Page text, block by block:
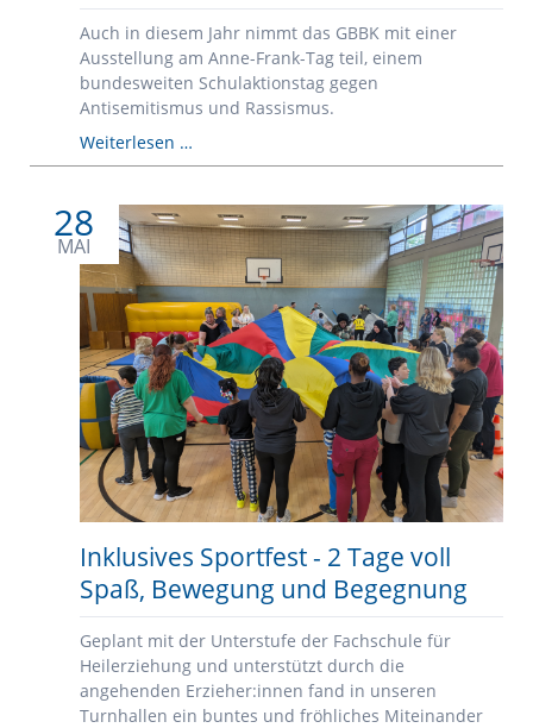
Auch in diesem Jahr nimmt das GBBK mit einer
Ausstellung am Anne-Frank-Tag teil, einem
bundesweiten Schulaktionstag gegen
Antisemitismus und Rassismus.
Weiterlesen …Anne-
Frank-
28
MAI
Inklusives Sportfest - 2 Tage voll
Spaß, Bewegung und Begegnung
Geplant mit der Unterstufe der Fachschule für
Heilerziehung und unterstützt durch die
angehenden Erzieher:innen fand in unseren
Turnhallen ein buntes und fröhliches Miteinander